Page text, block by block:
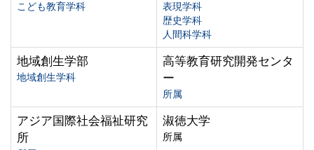
こども教育学科
表現学科
歴史学科
人間科学科
地域創生学部
地域創生学科
高等教育研究開発センタ
ー
所属
アジア国際社会福祉研究
所
淑徳大学
所属